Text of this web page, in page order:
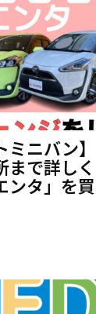
ミニバン
まで詳し
ンタ」を